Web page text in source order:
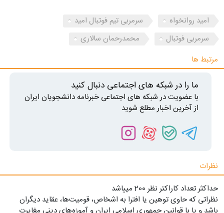
امید روانخواه
سرمربی تیم فوتبال امید
سرمربی فوتبال
محمدرحمان سالاری
مرتبط ها
ما را در شبکه های اجتماعی دنبال کنید
با عضویت در شبکه های اجتماعی خبرنامه دانشجویان ایران
از آخرین اخبار مطلع شوید
نظرات
حداکثر تعداد کاراکتر نظر 200 ميياشد
نظراتی که حاوی توهین یا افترا به اشخاص، قومیت‌ها، عقاید دیگران